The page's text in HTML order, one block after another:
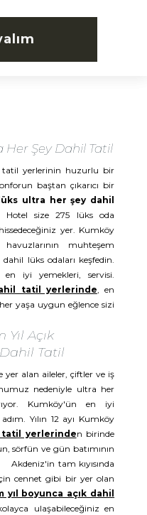
Her Şey Dahil Tatil
yerlerinin huzurlu bir
baştan çıkarıcı bir
ultra her şey dahil
Hotel size 275 lüks oda
yer. Kumköy
muhteşem
lüks odaları keşfedin.
en iyi yemekleri, servisi.
tatil yerlerinde, en
yaşa uygun eğlence sizi
Açık
Tatil
alan aileler, çiftler ve iş
nedeniyle ultra her
Kumköy'ün en iyi
Yılın 12 ayı Kumköy
tatil yerlerinden birinde
sörfün ve gün batımının
Akdeniz'in tam kıyısında
cennet gibi bir yer olan
yıl boyunca açık dahil
ulaşabileceğiniz en